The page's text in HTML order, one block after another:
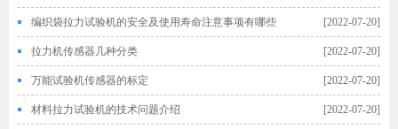
[2022-07-20]
编织袋拉力试验机的安全及使用寿命注意事项有哪些
[2022-07-20]
拉力机传感器几种分类
[2022-07-20]
万能试验机传感器的标定
[2022-07-20]
材料拉力试验机的技术问题介绍